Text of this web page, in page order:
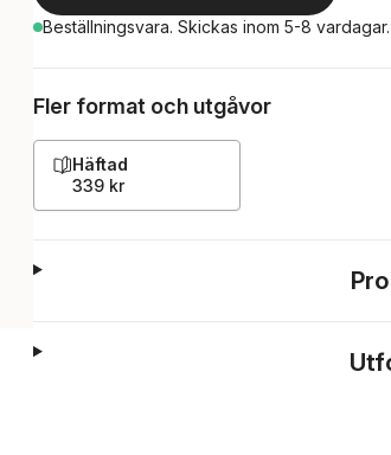
Beställningsvara. Skickas inom 5-8 vardagar.
Fler format och utgåvor
Häftad
339 kr